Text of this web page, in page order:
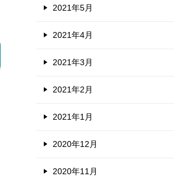
2021年5月
2021年4月
2021年3月
2021年2月
2021年1月
2020年12月
2020年11月